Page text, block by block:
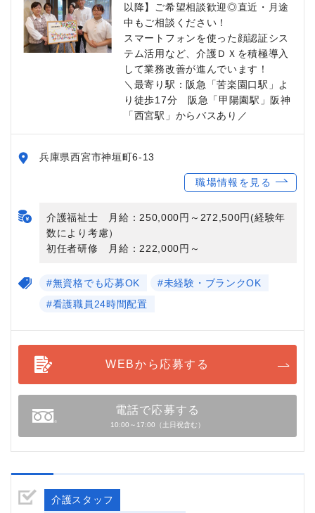
以降】ご希望相談歓迎◎直近・月途
中もご相談ください！
スマートフォンを使った顔認証シス
テム活用など、介護ＤＸを積極導入
して業務改善が進んでいます！
＼最寄り駅：阪急「苦楽園口駅」よ
り徒歩17分 阪急「甲陽園駅」阪神
「西宮駅」からバスあり／
兵庫県西宮市神垣町6-13
職場情報を見る
介護福祉士 月給：250,000円～272,500円(経験年
数により考慮）
初任者研修 月給：222,000円～
#無資格でも応募OK
#未経験・ブランクOK
#看護職員24時間配置
WEBから応募する
電話で応募する
10:00～17:00（土日祝含む）
介護スタッフ